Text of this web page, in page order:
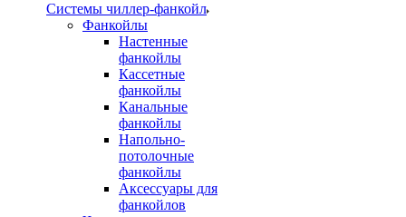
Системы чиллер-фанкойл
Фанкойлы
Настенные
фанкойлы
Кассетные
фанкойлы
Канальные
фанкойлы
Напольно-
потолочные
фанкойлы
Аксессуары для
фанкойлов